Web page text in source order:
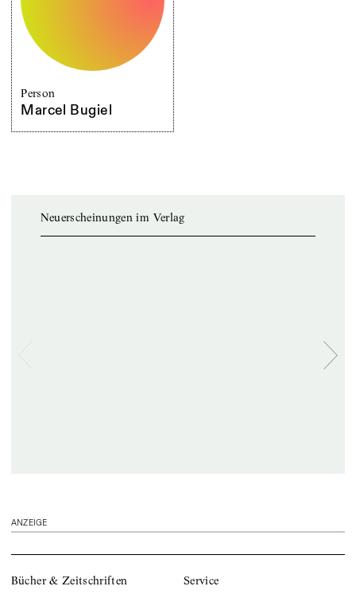
Person
Marcel Bugiel
Neuerscheinungen im Verlag
ANZEIGE
Bücher & Zeitschriften Service